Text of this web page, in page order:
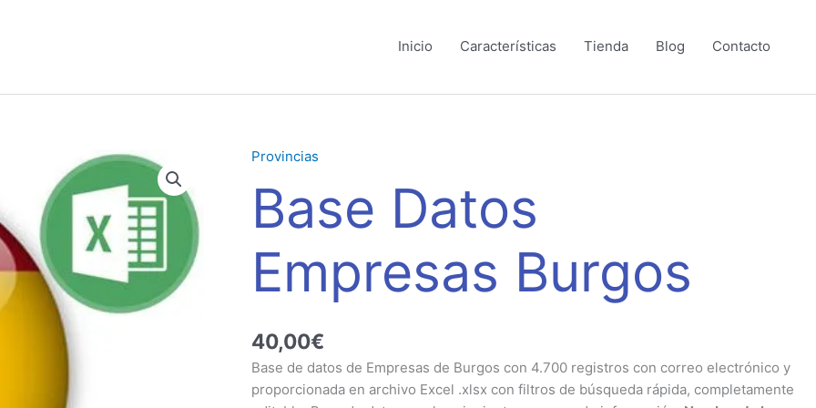
Inicio Características Tienda Blog Contacto
Provincias
Base Datos
Empresas Burgos
40,00€
Base de datos de Empresas de Burgos con 4.700 registros con correo electrónico y
proporcionada en archivo Excel .xlsx con filtros de búsqueda rápida, completamente
Base
Empresas
Burgos